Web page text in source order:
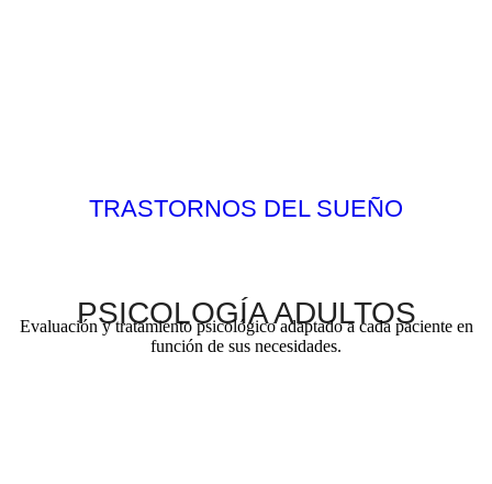
TRASTORNOS DEL SUEÑO
PSICOLOGÍA ADULTOS
Evaluación y tratamiento psicológico adaptado a cada paciente en
función de sus necesidades.